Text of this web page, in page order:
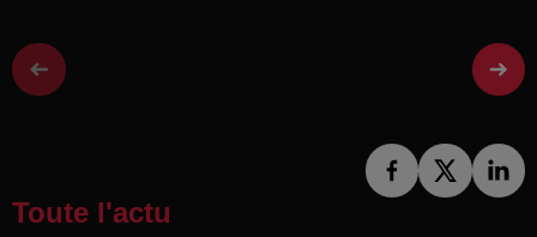
Toute l'actu